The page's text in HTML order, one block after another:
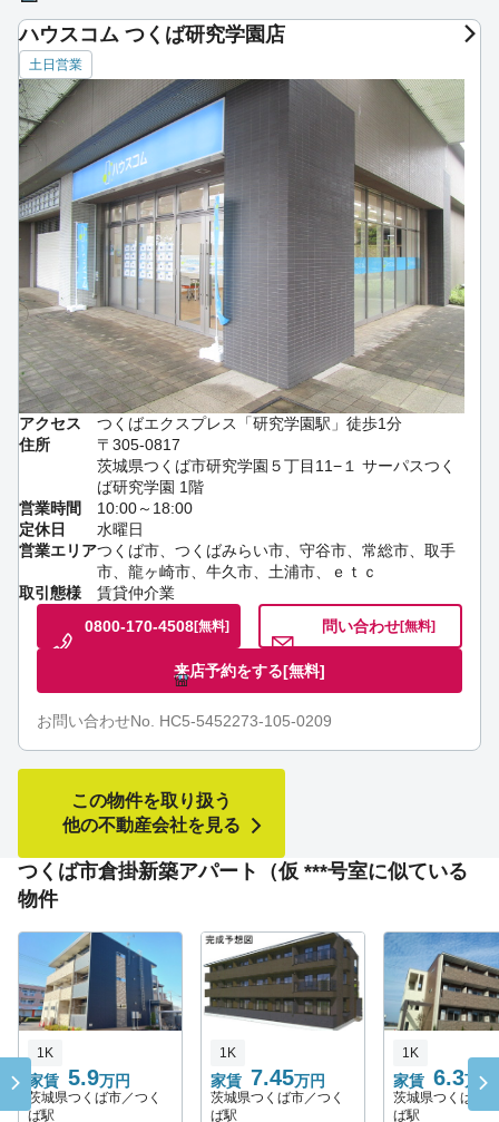
ハウスコム つくば研究学園店
土日営業
アクセス
つくばエクスプレス「研究学園駅」徒歩1分
住所
〒305-0817
茨城県つくば市研究学園５丁目11−１ サーパスつく
ば研究学園 1階
営業時間
10:00～18:00
定休日
水曜日
営業エリアつくば市、つくばみらい市、守谷市、常総市、取手
市、龍ヶ崎市、牛久市、土浦市、ｅｔｃ
取引態様
賃貸仲介業
0800-170-4508[無料] 問い合わせ[無料]
来店予約をする[無料]
お問い合わせNo. HC5-5452273-105-0209
この物件を取り扱う
他の不動産会社を見る
つくば市倉掛新築アパート（仮 ***号室に似ている
物件
家賃 5.9万円
1K
茨城県つくば市／つく
ば駅
家賃 7.45万円
1K
茨城県つくば市／つく
ば駅
家賃 6.3万円
1K
茨城県つくば市
ば駅